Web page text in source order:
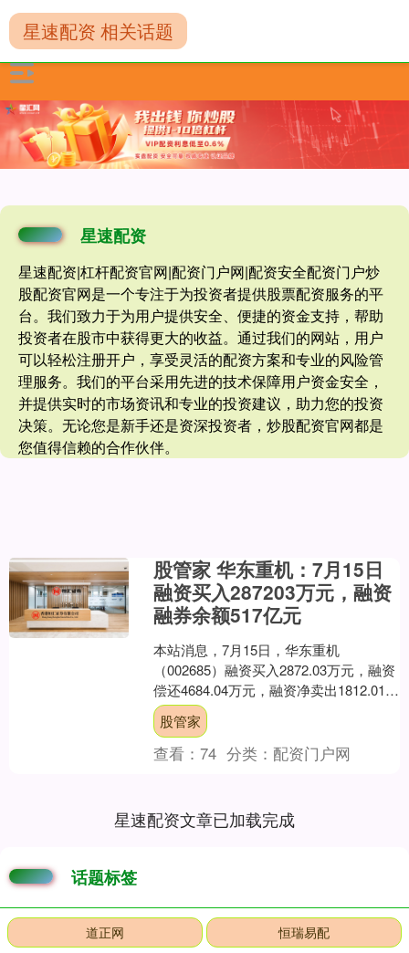
星速配资
星速配资|杠杆配资官网|配资门户网|配资安全配资门户炒
股配资官网是一个专注于为投资者提供股票配资服务的平
台。我们致力于为用户提供安全、便捷的资金支持，帮助
投资者在股市中获得更大的收益。通过我们的网站，用户
可以轻松注册开户，享受灵活的配资方案和专业的风险管
理服务。我们的平台采用先进的技术保障用户资金安全，
并提供实时的市场资讯和专业的投资建议，助力您的投资
决策。无论您是新手还是资深投资者，炒股配资官网都是
您值得信赖的合作伙伴。
星速配资 相关话题
股管家 华东重机：7月15日
融资买入287203万元，融资
融券余额517亿元
本站消息，7月15日，华东重机
（002685）融资买入2872.03万元，融资
偿还4684.04万元，融资净卖出1812.01万
元，融资余额5.16亿元。 融券....
股管家
查看：74 分类： 配资门户网
星速配资文章已加载完成
话题标签
道正网 恒瑞易配